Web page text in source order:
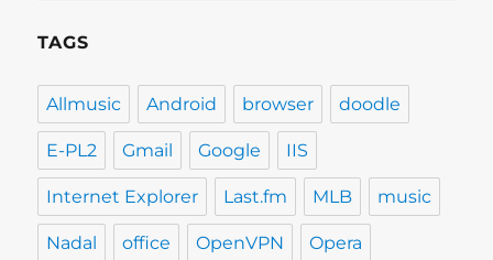
TAGS
Allmusic Android browser doodle
E-PL2 Gmail Google IIS
Internet Explorer Last.fm MLB music
Nadal office OpenVPN Opera